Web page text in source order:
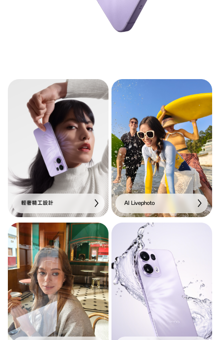
輕奢精工設計 AI Livephoto